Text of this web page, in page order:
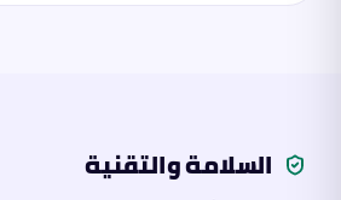
السلامة والتقنية